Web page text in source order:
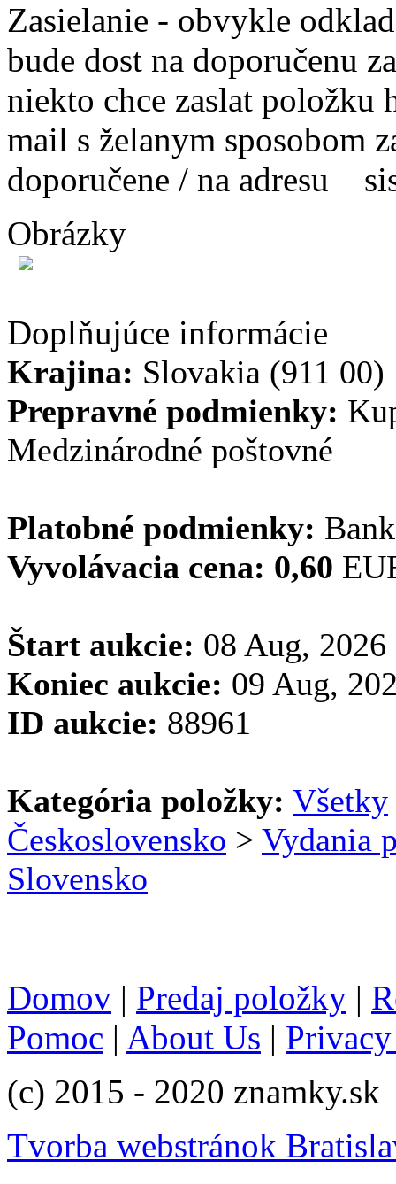
Zasielanie - obvykle
bude dost na doporučenu
niekto chce zaslat položku
mail s želanym sposobom
doporučene / na adresu
Obrázky
Doplňujúce informácie
Krajina: Slovakia (911 00)
Prepravné podmienky:
Medzinárodné poštovné
Platobné podmienky:
Vyvolávacia cena: 0,60
Štart aukcie: 08 Aug,
Koniec aukcie: 09 Aug,
ID aukcie: 88961
Kategória položky: Všetky
Československo > Vydania
Slovensko
Domov | Predaj položky |
Pomoc | About Us |
(c) 2015 - 2020 znamky.sk
Tvorba webstránok